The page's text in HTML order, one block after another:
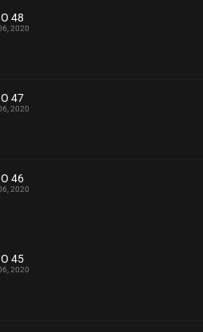
48
2020
47
2020
46
2020
45
2020